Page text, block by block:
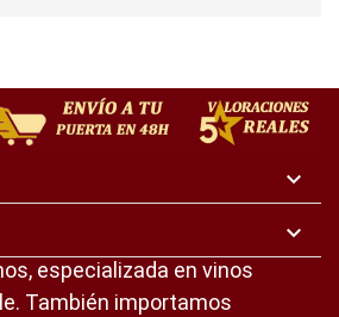


especializada en vinos
También importamos